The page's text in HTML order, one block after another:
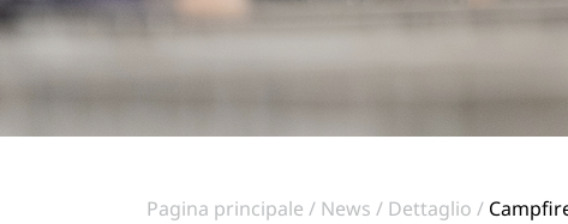
Pagina principale News Dettaglio